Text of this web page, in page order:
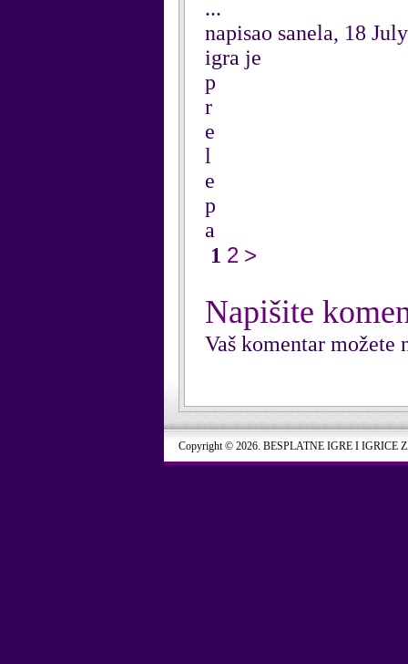
...
napisao sanela, 18
igra je
p
r
e
l
e
p
a
1 2 >
Napišite
Vaš komentar možete
Copyright © 2026. BESPLATNE IGRE I IGRICE